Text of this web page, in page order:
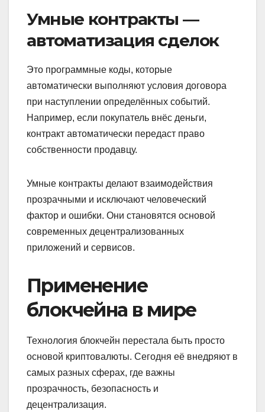
Умные контракты —
автоматизация сделок
Это программные коды, которые
автоматически выполняют условия договора
при наступлении определённых событий.
Например, если покупатель внёс деньги,
контракт автоматически передаст право
собственности продавцу.
Умные контракты делают взаимодействия
прозрачными и исключают человеческий
фактор и ошибки. Они становятся основой
современных децентрализованных
приложений и сервисов.
Применение
блокчейна в мире
Технология блокчейн перестала быть просто
основой криптовалюты. Сегодня её внедряют в
самых разных сферах, где важны
прозрачность, безопасность и
децентрализация.